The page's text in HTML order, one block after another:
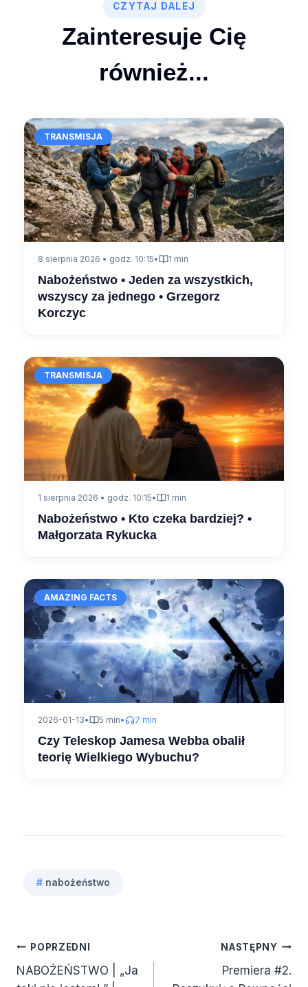
CZYTAJ DALEJ
Zainteresuje Cię
również...
TRANSMISJA
8 sierpnia 2026 • godz. 10:15• 1 min
Nabożeństwo • Jeden za wszystkich,
wszyscy za jednego • Grzegorz
Korczyc
TRANSMISJA
1 sierpnia 2026 • godz. 10:15• 1 min
Nabożeństwo • Kto czeka bardziej? •
Małgorzata Rykucka
AMAZING FACTS
2026-01-13• 5 min• 7 min
Czy Teleskop Jamesa Webba obalił
teorię Wielkiego Wybuchu?
Tagi
# nabożeństwo
Nawigacja
wpisu
POPRZEDNI
NABOŻEŃSTWO | „Ja
NASTĘPNY
Premiera #2.